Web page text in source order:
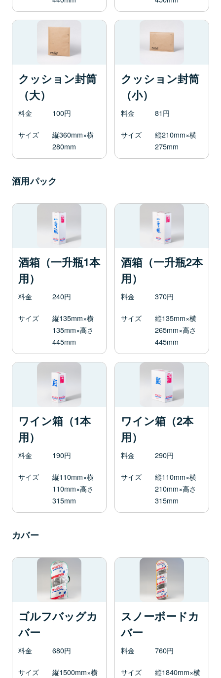
クッション封筒
（大）
料金 100円
サイズ
縦360mm×横
280mm
クッション封筒
（小）
料金 81円
サイズ
縦210mm×横
275mm
酒用パック
酒箱（一升瓶1本
用）
料金 240円
サイズ
縦135mm×横
135mm×高さ
445mm
酒箱（一升瓶2本
用）
料金 370円
サイズ
縦135mm×横
265mm×高さ
445mm
ワイン箱（1本
用）
料金 190円
サイズ
縦110mm×横
110mm×高さ
315mm
ワイン箱（2本
用）
料金 290円
サイズ
縦110mm×横
210mm×高さ
315mm
カバー
ゴルフバッグカ
バー
料金 680円
サイズ
縦1500mm×横
スノーボードカ
バー
料金 760円
サイズ
縦1840mm×横